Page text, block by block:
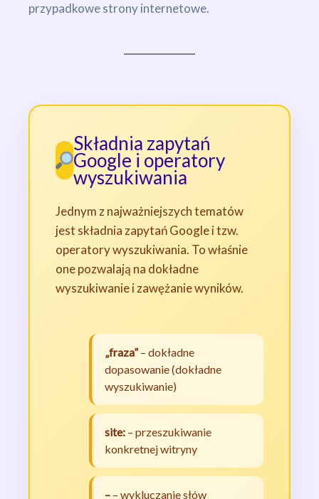
przypadkowe strony internetowe.
Składnia zapytań
Google i operatory
wyszukiwania
Jednym z najważniejszych tematów
jest składnia zapytań Google i tzw.
operatory wyszukiwania. To właśnie
one pozwalają na dokładne
wyszukiwanie i zawężanie wyników.
„fraza”– dokładne
dopasowanie (dokładne
wyszukiwanie)
site:– przeszukiwanie
konkretnej witryny
–– wykluczanie słów